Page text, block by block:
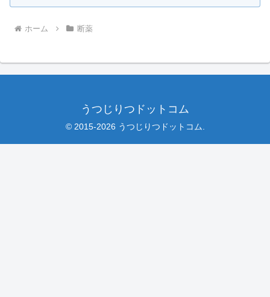
ホーム 断薬
うつじりつドットコム
© 2015-2026 うつじりつドットコム.